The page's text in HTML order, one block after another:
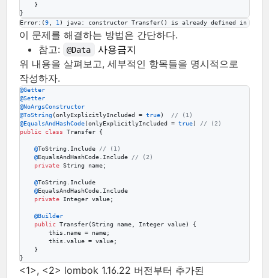
    }
}
Error:(9 1 ) java: constructor Transfer() is already defined in
이 문제를 해결하는 방법은 간단하다.
참고:
@Data
사용금지
위 내용을 살펴보고, 세부적인 항목들을 명시적으로
작성하자.
@Getter
@Setter
@NoArgsConstructor
@ToString(onlyExplicitlyIncluded = true) // (1)
@EqualsAndHashCode(onlyExplicitlyIncluded = true) // (2)
public
class Transfer {
@ToString . Include
// (1)
@EqualsAndHashCode. Include
// (2)
private String name;
@ToString . Include
@EqualsAndHashCode. Include
private
Integer value;
@Builder
public Transfer(String name, Integer value) {
this . name = name;
this .value = value;
    }
}
<1>, <2> lombok 1.16.22 버전부터 추가된